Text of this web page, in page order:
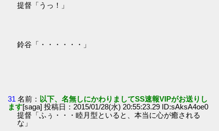
提督「うっ！」
鈴谷「・・・・・・」
31 名前： 以下、名無しにかわりましてSS速報VIPがお送りし
ます[saga] 投稿日：2015/01/28(水) 20:55:23.29 ID:sAksA4oe0
提督「ふぅ・・・睦月型といると、本当に心が癒される
な」